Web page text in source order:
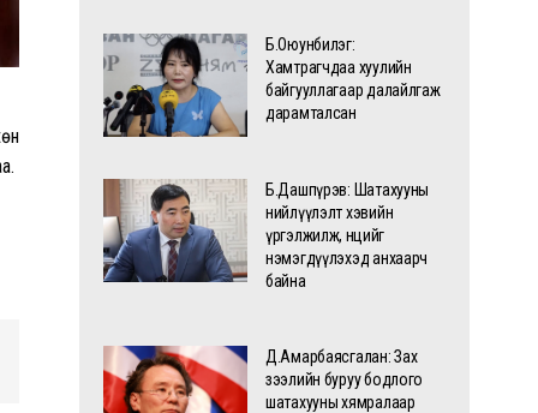
Б.Оюунбилэг:
Хамтрагчдаа хуулийн
байгууллагаар далайлгаж
дарамталсан
Б.Дашпүрэв: Шатахууны
нийлүүлэлт хэвийн
үргэлжилж, нөөцийг
нэмэгдүүлэхэд анхаарч
байна
Д.Амарбаясгалан: Зах
зээлийн буруу бодлого
шатахууны хямралаар